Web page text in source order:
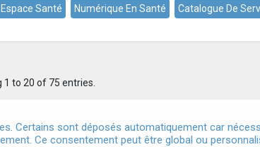
Santé Numérique En Santé Catalogue De
1 to 20 of 75 entries.
Certains sont déposés automatiquement car
Ce consentement peut être global ou